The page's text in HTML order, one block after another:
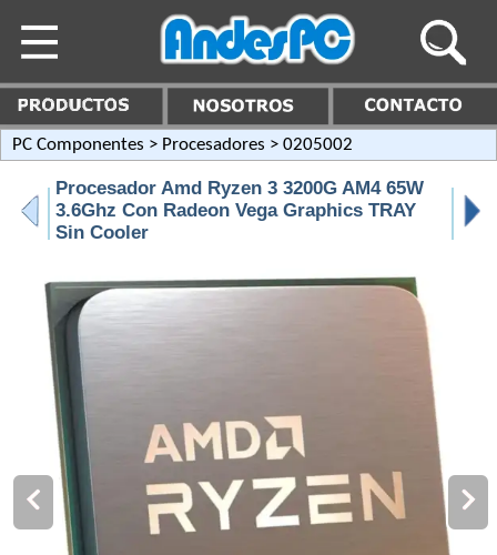
PC Componentes > Procesadores > 0205002
Procesador Amd Ryzen 3 3200G AM4 65W
3.6Ghz Con Radeon Vega Graphics TRAY
Sin Cooler